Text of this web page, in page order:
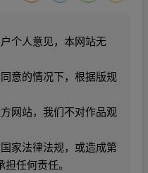
个人意见，本网站无
意的情况下，根据版规
网站，我们不对作品观
家法律法规，或造成第
任何责任。